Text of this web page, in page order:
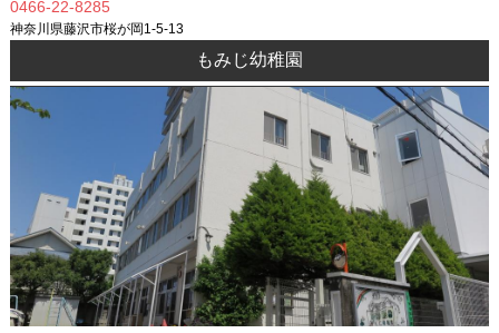
0466-22-8285
神奈川県藤沢市桜が岡1-5-13
もみじ幼稚園